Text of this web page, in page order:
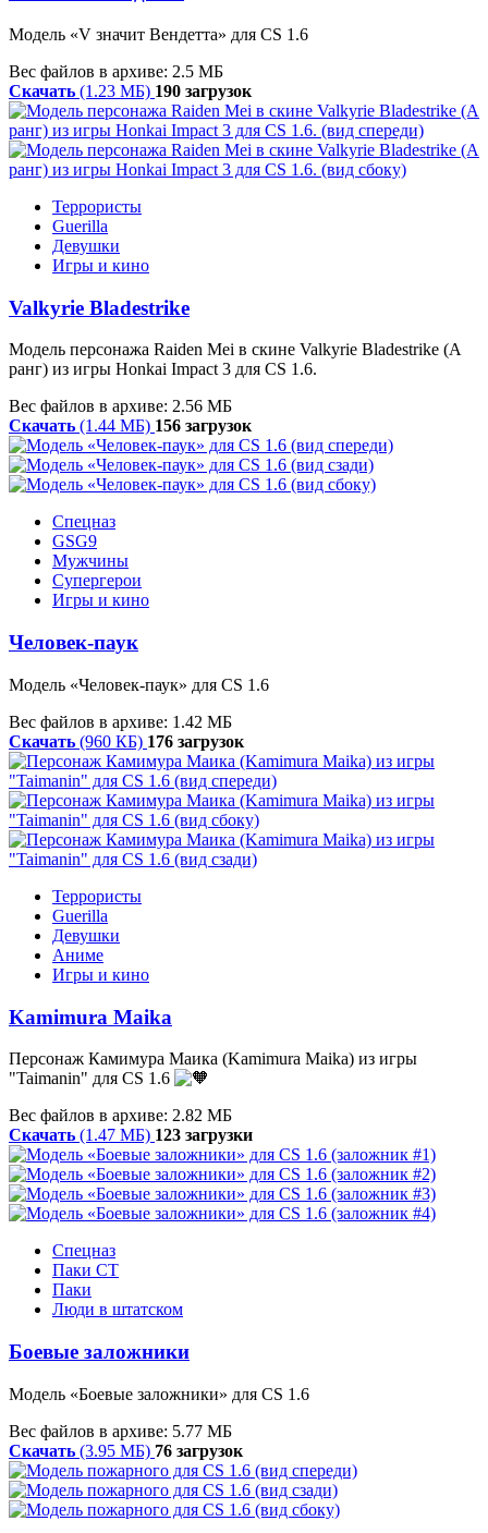
Модель «V значит Вендетта» для CS 1.6
Вес файлов в архиве: 2.5 МБ
Скачать (1.23 МБ) 190 загрузок
Террористы
Guerilla
Девушки
Игры и кино
Valkyrie Bladestrike
Модель персонажа Raiden Mei в скине Valkyrie Bladestrike (A
ранг) из игры Honkai Impact 3 для CS 1.6.
Вес файлов в архиве: 2.56 МБ
Скачать (1.44 МБ) 156 загрузок
Спецназ
GSG9
Мужчины
Супергерои
Игры и кино
Человек-паук
Модель «Человек-паук» для CS 1.6
Вес файлов в архиве: 1.42 МБ
Скачать (960 КБ) 176 загрузок
Террористы
Guerilla
Девушки
Аниме
Игры и кино
Kamimura Maika
Персонаж Камимура Маика (Kamimura Maika) из игры
"Taimanin" для CS 1.6
Вес файлов в архиве: 2.82 МБ
Скачать (1.47 МБ) 123 загрузки
Спецназ
Паки CT
Паки
Люди в штатском
Боевые заложники
Модель «Боевые заложники» для CS 1.6
Вес файлов в архиве: 5.77 МБ
Скачать (3.95 МБ) 76 загрузок